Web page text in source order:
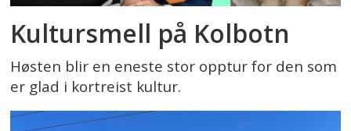
Kultursmell på Kolbotn
Høsten blir en eneste stor opptur for den som
er glad i kortreist kultur.